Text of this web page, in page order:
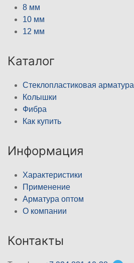
8 мм
10 мм
12 мм
Каталог
Стеклопластиковая арматура
Колышки
Фибра
Как купить
Информация
Характеристики
Применение
Арматура оптом
О компании
Контакты